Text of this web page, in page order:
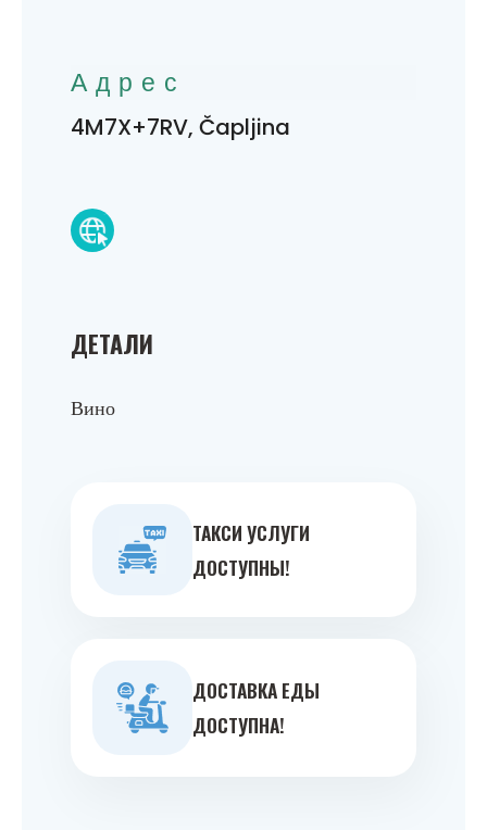
ДЕТАЛИ
Вино
ТАКСИ УСЛУГИ
ДОСТУПНЫ!
ДОСТАВКА ЕДЫ
ДОСТУПНА!
Адрес
4M7X+7RV, Čapljina